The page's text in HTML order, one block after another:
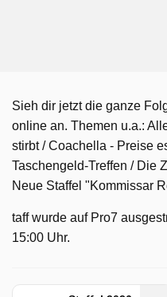
Sieh dir jetzt die ganze
online an. Themen u.a.:
stirbt / Coachella - Preise
Taschengeld-Treffen / Die
Neue Staffel "Kommissar
taff wurde auf Pro7
15:00 Uhr.